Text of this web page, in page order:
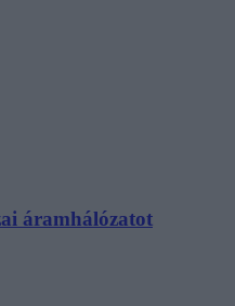
áramhálózatot